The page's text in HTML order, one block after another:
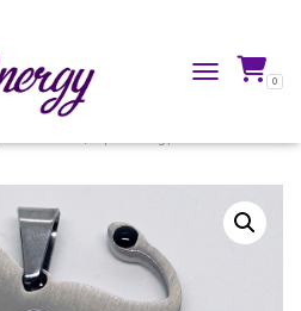
TOGGLE 0